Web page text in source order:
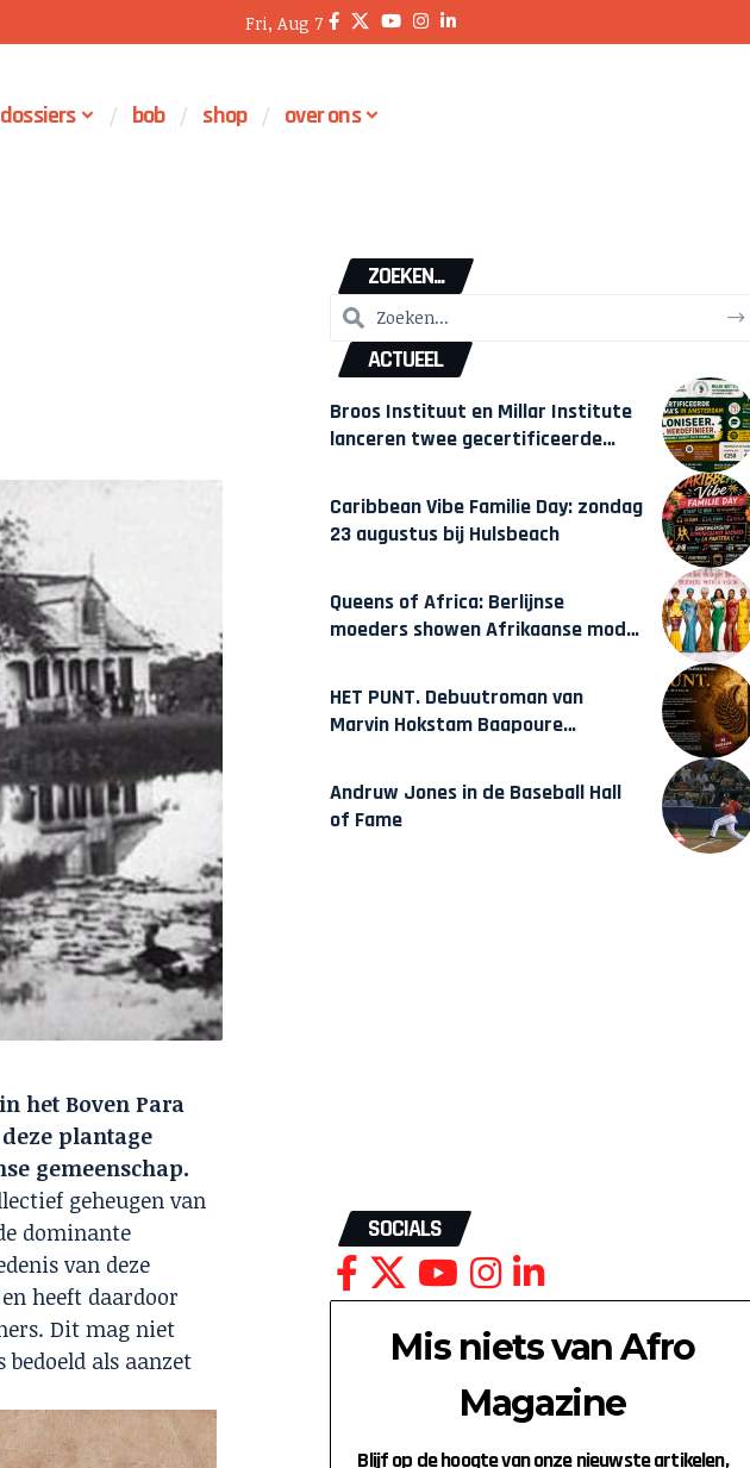
Fri, Aug 7
dossiers bob shop over ons
het Boven Para
plantage
gemeenschap.
geheugen van
dominante
van deze
heeft daardoor
Dit mag niet
als aanzet
ZOEKEN...
ACTUEEL
Broos Instituut en Millar Institute
lanceren twee gecertificeerde
Amsterdam
Caribbean Vibe Familie Day: zondag
23 augustus bij Hulsbeach
Queens of Africa: Berlijnse
moeders showen Afrikaanse mode
HET PUNT. Debuutroman van
Marvin Hokstam Baapoure
Andruw Jones in de Baseball Hall
of Fame
SOCIALS
Mis niets van Afro
Magazine
Blijf op de hoogte van onze nieuwste artikelen,